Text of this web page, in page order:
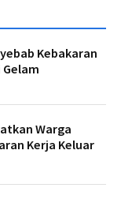
Kebakaran
Warga
Kerja Keluar